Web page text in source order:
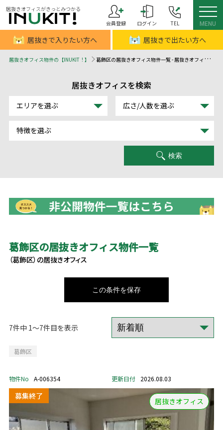
居抜きオフィスがきっとみつかる
会員登録
ログイン TEL MENU
居抜きで入りたい方へ 居抜きで出たい方へ
居抜きオフィス物件の【INUKIT！】 葛飾区の居抜きオフィス物件一覧 - 居抜きオフィスはINUKIT！（イヌキット）
居抜きオフィスを検索
エリアを選ぶ 広さ/人数を選ぶ
特徴を選ぶ
検索
葛飾区の居抜きオフィス物件一覧
（葛飾区）の居抜きオフィス
この条件を保存
7件中 1～7件目を表示
葛飾区
物件No A-006354 更新日付 2026.08.03
居抜きオフィス